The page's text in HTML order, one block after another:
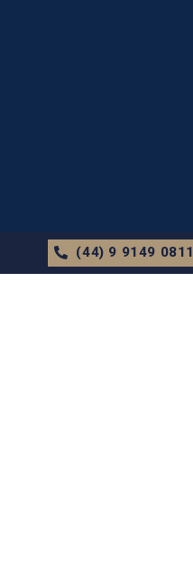
(44) 9 9149 0811